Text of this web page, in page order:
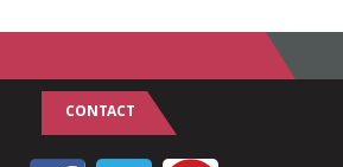
CONTACT